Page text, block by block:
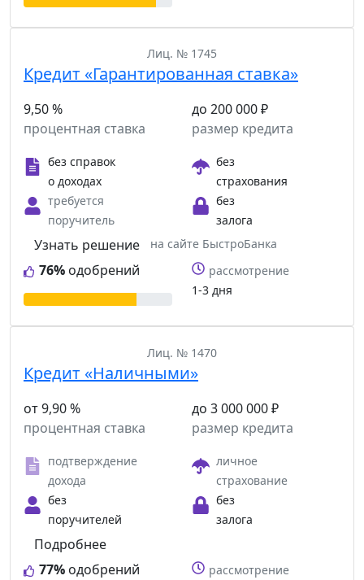
Лиц. № 1745
Кредит «Гарантированная ставка»
9,50 %
процентная ставка
до 200 000 ₽
размер кредита
без справок
о доходах
без
страхования
требуется
поручитель
без
залога
76% одобрений
Узнать решение
на сайте БыстроБанка
рассмотрение
1-3 дня
Лиц. № 1470
Кредит «Наличными»
от 9,90 %
процентная ставка
до 3 000 000 ₽
размер кредита
подтверждение
дохода
личное
страхование
без
поручителей
без
залога
77% одобрений
Подробнее
рассмотрение